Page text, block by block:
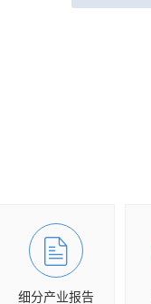
细分产业报告